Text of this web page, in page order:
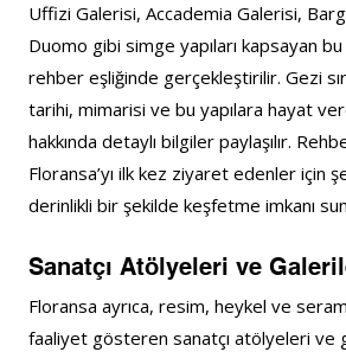
Uffizi Galerisi, Accademia Galerisi,
Duomo gibi simge yapıları kapsayan
rehber eşliğinde gerçekleştirilir. Gezi
tarihi, mimarisi ve bu yapılara hayat
hakkında detaylı bilgiler paylaşılır.
Floransa’yı ilk kez ziyaret edenler için
derinlikli bir şekilde keşfetme imkanı
Sanatçı Atölyeleri ve
Floransa ayrıca, resim, heykel ve
faaliyet gösteren sanatçı atölyeleri ve